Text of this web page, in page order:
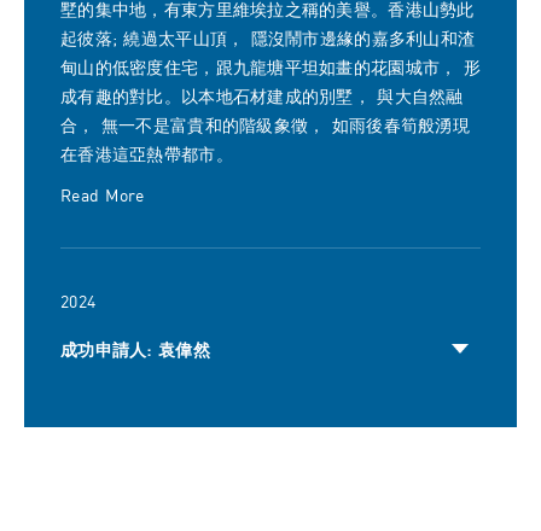
墅的集中地，有東方里維埃拉之稱的美譽。香港山勢此
起彼落; 繞過太平山頂， 隱沒鬧市邊緣的嘉多利山和渣
甸山的低密度住宅，跟九龍塘平坦如畫的花園城市， 形
成有趣的對比。以本地石材建成的別墅， 與大自然融
合， 無一不是富貴和的階級象徵， 如雨後春筍般湧現
在香港這亞熱帶都市。
Read More
2024
成功申請人: 袁偉然